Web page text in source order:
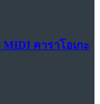
MIDI คาราโอเกะ